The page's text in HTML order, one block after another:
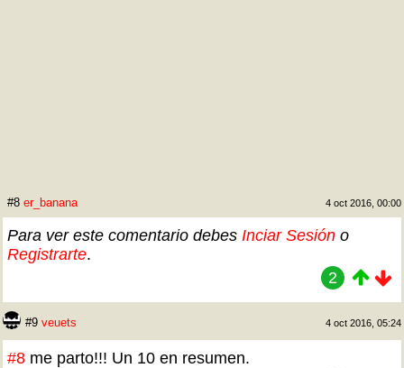
#8 er_banana 4 oct 2016, 00:00
Para ver este comentario debes Inciar Sesión o
Registrarte.
2
#9 veuets 4 oct 2016, 05:24
#8 me parto!!! Un 10 en resumen.